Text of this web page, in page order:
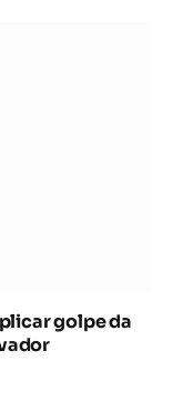
golpe da